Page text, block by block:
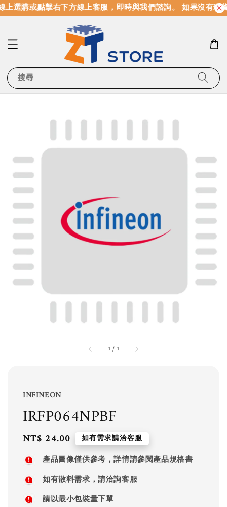
選購或點擊右下方線上客服，即時與我們諮詢。 如果沒有現
搜尋
1 / 1
INFINEON
IRFP064NPBF
Regular
price
NT$ 24.00 如有需求請洽客服
產品圖像僅供參考，詳情請參閱產品規格書
如有散料需求，請洽詢客服
請以最小包裝量下單